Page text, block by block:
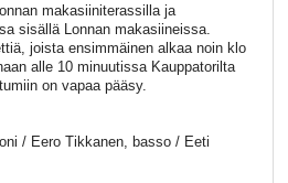
makasiiniterassilla ja
sisällä Lonnan makasiineissa.
joista ensimmäinen alkaa noin klo
alle 10 minuutissa Kauppatorilta
on vapaa pääsy.
/ Eero Tikkanen, basso / Eeti